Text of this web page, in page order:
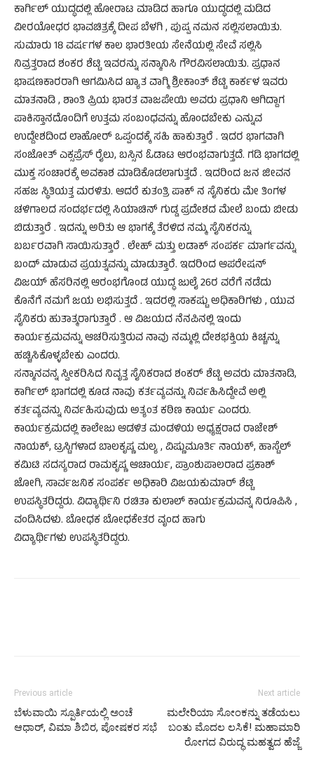
ಕಾರ್ಗಿಲ್ ಯುದ್ಧದಲ್ಲಿ ಹೋರಾಟ ಮಾಡಿದ ಹಾಗೂ ಯುದ್ಧದಲ್ಲಿ ಮಡಿದ
ವೀರಯೋಧರ ಭಾವಚಿತ್ರಕ್ಕೆ ದೀಪ ಬೆಳಗಿ , ಪುಷ್ಪ ನಮನ ಸಲ್ಲಿಸಲಾಯಿತು.
ಸುಮಾರು 18 ವರ್ಷಗಳ ಕಾಲ ಭಾರತೀಯ ಸೇನೆಯಲ್ಲಿ ಸೇವೆ ಸಲ್ಲಿಸಿ
ನಿವ್ರತ್ತರಾದ ಶಂಕರ ಶೆಟ್ಟಿ ಇವರನ್ನು ಸನ್ಮಾನಿಸಿ ಗೌರವಿಸಲಾಯಿತು. ಪ್ರಧಾನ
ಭಾಷಣಕಾರರಾಗಿ ಆಗಮಿಸಿದ ಖ್ಯಾತ ವಾಗ್ಮಿ ಶ್ರೀಕಾಂತ್ ಶೆಟ್ಟಿ ಕಾರ್ಕಳ ಇವರು
ಮಾತನಾಡಿ , ಶಾಂತಿ ಪ್ರಿಯ ಭಾರತ ವಾಜಪೇಯಿ ಅವರು ಪ್ರಧಾನಿ ಆಗಿದ್ದಾಗ
ಪಾಕಿಸ್ತಾನದೊಂದಿಗೆ ಉತ್ತಮ ಸಂಬಂಧವನ್ನು ಹೊಂದಬೇಕು ಎನ್ನುವ
ಉದ್ದೇಶದಿಂದ ಲಾಹೋರ್ ಒಪ್ಪಂದಕ್ಕೆ ಸಹಿ ಹಾಕುತ್ತಾರೆ . ಇದರ ಭಾಗವಾಗಿ
ಸಂಜೋತ್ ಎಕ್ಸಪ್ರೆಸ್ ರೈಲು, ಬಸ್ಸಿನ ಓಡಾಟ ಆರಂಭವಾಗುತ್ತದೆ. ಗಡಿ ಭಾಗದಲ್ಲಿ
ಮುಕ್ತ ಸಂಚಾರಕ್ಕೆ ಅವಕಾಶ ಮಾಡಿಕೊಡಲಾಗುತ್ತದೆ . ಇದರಿಂದ ಜನ ಜೀವನ
ಸಹಜ ಸ್ಥಿತಿಯತ್ತ ಮರಳಿತು. ಆದರೆ ಕುತಂತ್ರಿ ಪಾಕ್ ನ ಸೈನಿಕರು ಮೇ ತಿಂಗಳ
ಚಳಿಗಾಲದ ಸಂದರ್ಭದಲ್ಲಿ ಸಿಯಾಚಿನ್ ಗುಡ್ಡ ಪ್ರದೇಶದ ಮೇಲೆ ಬಂದು ಬೀಡು
ಬಿಡುತ್ತಾರೆ . ಇದನ್ನು ಅರಿತು ಆ ಭಾಗಕ್ಕೆ ತೆರಳಿದ ನಮ್ಮ ಸೈನಿಕರನ್ನು
ಬರ್ಬರವಾಗಿ ಸಾಯಿಸುತ್ತಾರೆ . ಲೇಹ್ ಮತ್ತು ಲಡಾಕ್ ಸಂಪರ್ಕ ಮಾರ್ಗವನ್ನು
ಬಂದ್ ಮಾಡುವ ಪ್ರಯತ್ನವನ್ನು ಮಾಡುತ್ತಾರೆ. ಇದರಿಂದ ಆಪರೇಷನ್
ವಿಜಯ್ ಹೆಸರಿನಲ್ಲಿ ಆರಂಭಗೊಂಡ ಯುದ್ಧ ಜುಲೈ 26ರ ವರೆಗೆ ನಡೆದು
ಕೊನೆಗೆ ನಮಗೆ ಜಯ ಲಭಿಸುತ್ತದೆ . ಇದರಲ್ಲಿ ಸಾಕಷ್ಟು ಅಧಿಕಾರಿಗಳು , ಯುವ
ಸೈನಿಕರು ಹುತಾತ್ಮರಾಗುತ್ತಾರೆ . ಆ ವಿಜಯದ ನೆನಪಿನಲ್ಲಿ ಇಂದು
ಕಾರ್ಯಕ್ರಮವನ್ನು ಆಚರಿಸುತ್ತಿರುವ ನಾವು ನಮ್ಮಲ್ಲಿ ದೇಶಭಕ್ತಿಯ ಕಿಚ್ಚನ್ನು
ಹಚ್ಚಿಸಿಕೊಳ್ಳಬೇಕು ಎಂದರು.
ಸನ್ಮಾನವನ್ನ ಸ್ವೀಕರಿಸಿದ ನಿವೃತ್ತ ಸೈನಿಕರಾದ ಶಂಕರ್ ಶೆಟ್ಟಿ ಅವರು ಮಾತನಾಡಿ,
ಕಾರ್ಗಿಲ್ ಭಾಗದಲ್ಲಿ ಕೂಡ ನಾವು ಕರ್ತವ್ಯವನ್ನು ನಿರ್ವಹಿಸಿದ್ದೇವೆ ಅಲ್ಲಿ
ಕರ್ತವ್ಯವನ್ನು ನಿರ್ವಹಿಸುವುದು ಅತ್ಯಂತ ಕಠಿಣ ಕಾರ್ಯ ಎಂದರು.
ಕಾರ್ಯಕ್ರಮದಲ್ಲಿ ಕಾಲೇಜು ಆಡಳಿತ ಮಂಡಳಿಯ ಅಧ್ಯಕ್ಷರಾದ ರಾಜೇಶ್
ನಾಯಕ್, ಟ್ರಸ್ಟಿಗಳಾದ ಬಾಲಕೃಷ್ಣ ಮಲ್ಯ , ವಿಷ್ಣುಮೂರ್ತಿ ನಾಯಕ್, ಹಾಸ್ಟೆಲ್
ಕಮಿಟಿ ಸದಸ್ಯರಾದ ರಾಮಕೃಷ್ಣ ಆಚಾರ್ಯ, ಪ್ರಾಂಶುಪಾಲರಾದ ಪ್ರಕಾಶ್
ಜೋಗಿ, ಸಾರ್ವಜನಿಕ ಸಂಪರ್ಕ ಅಧಿಕಾರಿ ವಿಜಯಕುಮಾರ್ ಶೆಟ್ಟಿ
ಉಪಸ್ಥಿತರಿದ್ದರು. ವಿದ್ಯಾರ್ಥಿನಿ ರಚಿತಾ ಕುಲಾಲ್ ಕಾರ್ಯಕ್ರಮವನ್ನ ನಿರೂಪಿಸಿ ,
ವಂದಿಸಿದಳು. ಬೋಧಕ ಬೋಧಕೇತರ ವೃಂದ ಹಾಗು
ವಿದ್ಯಾರ್ಥಿಗಳು ಉಪಸ್ಥಿತರಿದ್ದರು.
Previous article
ಬೆಳುವಾಯಿ ಸ್ಪೂರ್ತಿಯಲ್ಲಿ ಅಂಚೆ
ಆಧಾರ್, ವಿಮಾ ಶಿಬಿರ, ಪೋಷಕರ ಸಭೆ
Next article
ಮಲೇರಿಯಾ ಸೋಂಕನ್ನು ತಡೆಯಲು
ಬಂತು ಮೊದಲ ಲಸಿಕೆ! ಮಹಾಮಾರಿ
ರೋಗದ ವಿರುದ್ಧ ಮಹತ್ವದ ಹೆಜ್ಜೆ